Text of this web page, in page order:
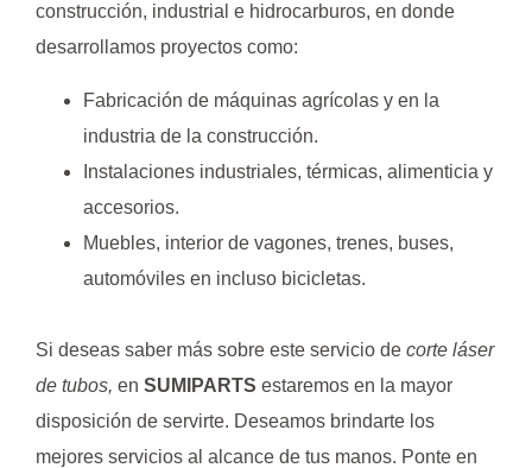
construcción, industrial e hidrocarburos, en donde
desarrollamos proyectos como:
Fabricación de máquinas agrícolas y en la
industria de la construcción.
Instalaciones industriales, térmicas, alimenticia y
accesorios.
Muebles, interior de vagones, trenes, buses,
automóviles en incluso bicicletas.
Si deseas saber más sobre este servicio de corte láser
de tubos, en SUMIPARTS estaremos en la mayor
disposición de servirte. Deseamos brindarte los
mejores servicios al alcance de tus manos. Ponte en